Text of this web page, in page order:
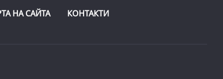
НА САЙТА КОНТАКТИ